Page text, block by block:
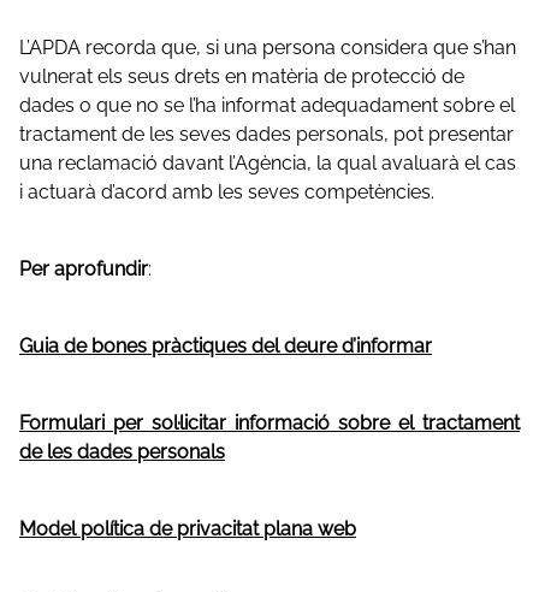
L’APDA recorda que, si una persona considera que s’han
vulnerat els seus drets en matèria de protecció de
dades o que no se l’ha informat adequadament sobre el
tractament de les seves dades personals, pot presentar
una reclamació davant l’Agència, la qual avaluarà el cas
i actuarà d’acord amb les seves competències.
Per aprofundir:
Guia de bones pràctiques del deure d’informar
Formulari per sol·licitar informació sobre el tractament
de les dades personals
Model política de privacitat plana web